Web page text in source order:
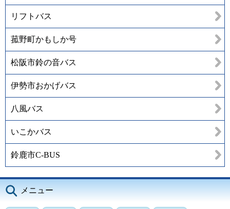
リフトバス
菰野町かもしか号
松阪市鈴の音バス
伊勢市おかげバス
八風バス
いこかバス
鈴鹿市C-BUS
メニュー